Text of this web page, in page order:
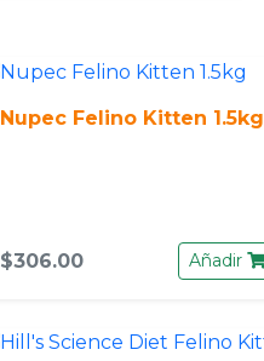
Nupec Felino Kitten 1.5kg
$306.00 Añadir